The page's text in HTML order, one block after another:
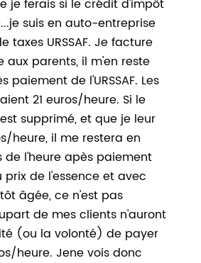
je ferais si le crédit d'impôt
suis en auto-entreprise
taxes URSSAF. Je facture
aux parents, il m'en reste
paiement de l'URSSAF. Les
21 euros/heure. Si le
supprimé, et que je leur
heure, il me restera en
de l'heure apès paiement
prix de l'essence et avec
âgée, ce n'est pas
de mes clients n'auront
(ou la volonté) de payer
heure. Jene vois donc